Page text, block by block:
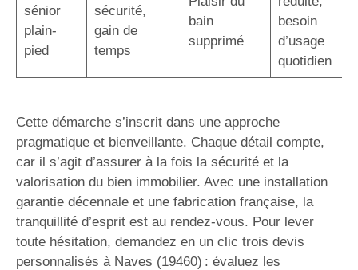
sénior
plain-
pied
sécurité,
gain de
temps
bain
supprimé
besoin
d’usage
quotidien
Cette démarche s’inscrit dans une approche
pragmatique et bienveillante. Chaque détail compte,
car il s’agit d’assurer à la fois la sécurité et la
valorisation du bien immobilier. Avec une installation
garantie décennale et une fabrication française, la
tranquillité d’esprit est au rendez-vous. Pour lever
toute hésitation, demandez en un clic trois devis
personnalisés à Naves (19460) : évaluez les